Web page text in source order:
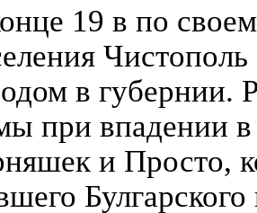
19 в по
в губернии.
при впадении
и Просто,